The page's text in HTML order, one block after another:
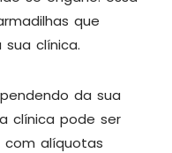
que
clínica.
da sua
clínica pode ser
com alíquotas